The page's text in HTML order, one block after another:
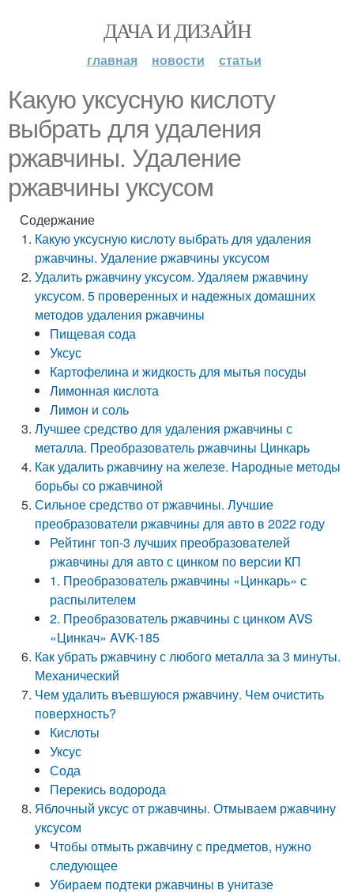
ДАЧА И ДИЗАЙН
главная новости статьи
Какую уксусную кислоту
выбрать для удаления
ржавчины. Удаление
ржавчины уксусом
Содержание
Какую уксусную кислоту выбрать для удаления
ржавчины. Удаление ржавчины уксусом
Удалить ржавчину уксусом. Удаляем ржавчину
уксусом. 5 проверенных и надежных домашних
методов удаления ржавчины
Пищевая сода
Уксус
Картофелина и жидкость для мытья посуды
Лимонная кислота
Лимон и соль
Лучшее средство для удаления ржавчины с
металла. Преобразователь ржавчины Цинкарь
Как удалить ржавчину на железе. Народные методы
борьбы со ржавчиной
Сильное средство от ржавчины. Лучшие
преобразователи ржавчины для авто в 2022 году
Рейтинг топ-3 лучших преобразователей
ржавчины для авто с цинком по версии КП
1. Преобразователь ржавчины «Цинкарь» с
распылителем
2. Преобразователь ржавчины с цинком AVS
«Цинкач» AVK-185
Как убрать ржавчину с любого металла за 3 минуты.
Механический
Чем удалить въевшуюся ржавчину. Чем очистить
поверхность?
Кислоты
Уксус
Сода
Перекись водорода
Яблочный уксус от ржавчины. Отмываем ржавчину
уксусом
Чтобы отмыть ржавчину с предметов, нужно
следующее
Убираем подтеки ржавчины в унитазе